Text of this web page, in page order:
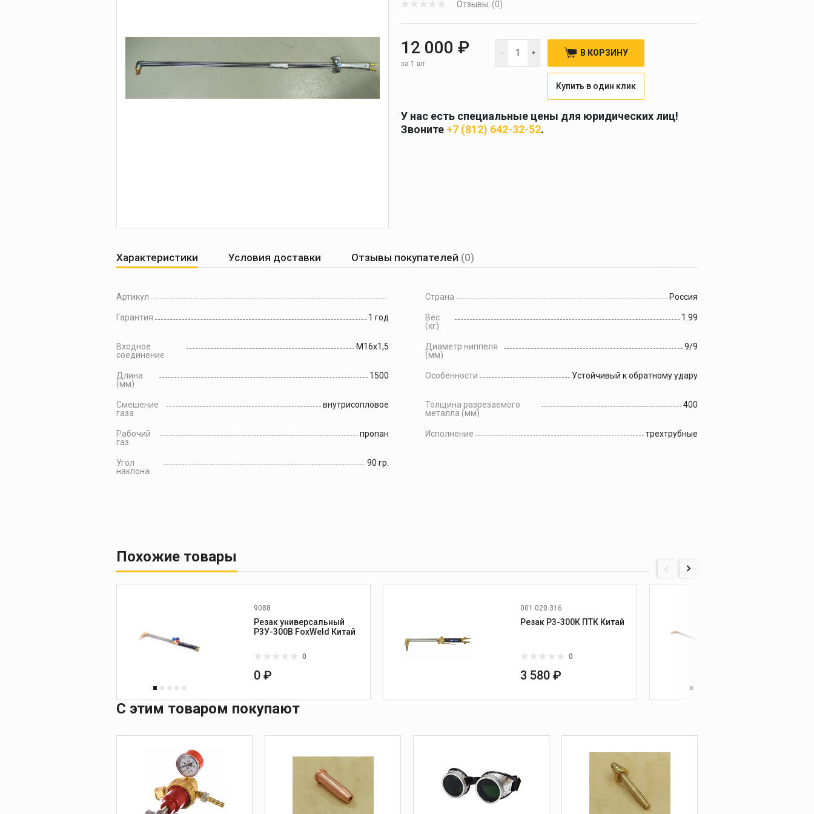
приспособления
Магнитные фиксаторы
Тележки
масок
Спецодежда
Круги абразивные
Отзывы: (0)
12 000 ₽
за 1 шт
В КОРЗИНУ
Купить в один клик
У нас есть специальные цены для юридических лиц!
Звоните +7 (812) 642-32-52.
Характеристики Условия доставки Отзывы покупателей (0)
Артикул Страна Россия
Гарантия 1 год
Вес
(кг)
1.99
Входное
соединение
М16х1,5
Диаметр ниппеля
(мм)
9/9
Длина
(мм)
1500 Особенности Устойчивый к обратному удару
Смешение
газа
внутрисопловое
Толщина разрезаемого
металла (мм)
400
Рабочий
газ
пропан Исполнение трехтрубные
Угол
наклона
90 гр.
Похожие товары
9088
Резак универсальный
Р3У-300В FoxWeld Китай
0
0 ₽
001.020.316
Резак Р3-300К ПТК Китай
0
3 580 ₽
С этим товаром покупают